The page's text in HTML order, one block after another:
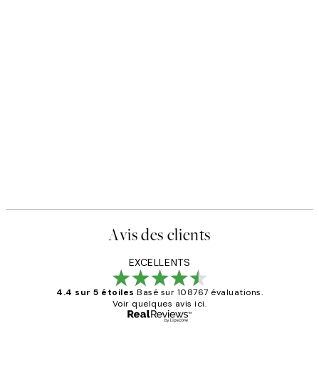
Avis des clients
EXCELLENTS
4.4 sur 5 étoiles Basé sur 108767 évaluations.
Voir quelques avis ici.